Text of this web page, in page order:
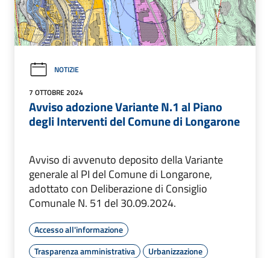
NOTIZIE
7 OTTOBRE 2024
Avviso adozione Variante N.1 al Piano
degli Interventi del Comune di Longarone
Avviso di avvenuto deposito della Variante
generale al PI del Comune di Longarone,
adottato con Deliberazione di Consiglio
Comunale N. 51 del 30.09.2024.
Accesso all'informazione
Trasparenza amministrativa
Urbanizzazione